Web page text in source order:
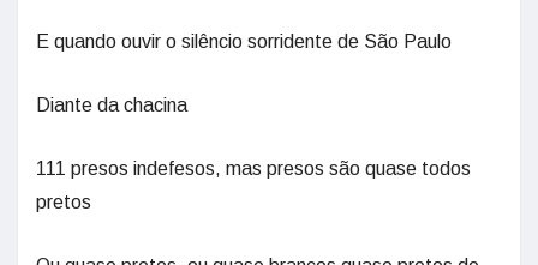
E quando ouvir o silêncio sorridente de São Paulo
Diante da chacina
111 presos indefesos, mas presos são quase todos
pretos